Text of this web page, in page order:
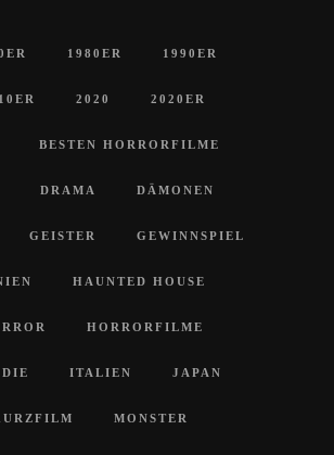
1980ER 1990ER
2020 2020ER
BESTEN HORRORFILME
DRAMA DÄMONEN
GEISTER GEWINNSPIEL
HAUNTED HOUSE
HORRORFILME
ITALIEN JAPAN
MONSTER